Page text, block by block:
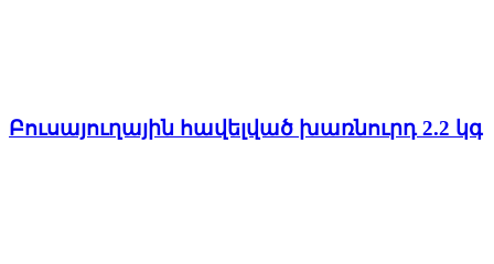
Բուսայուղային հավելված խառնուրդ 2.2 կգ